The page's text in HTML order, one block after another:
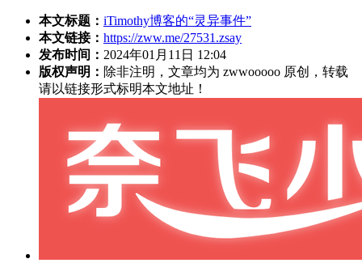
本文标题： iTimothy博客的“灵异事件”
本文链接： https://zww.me/27531.zsay
发布时间： 2024年01月11日 12:04
版权声明： 除非注明，文章均为 zwwooooo 原创，转载
请以链接形式标明本文地址！